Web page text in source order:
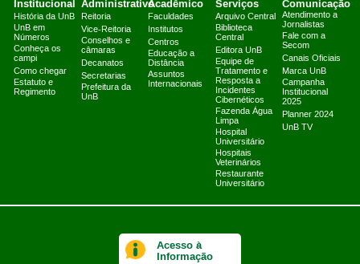
Institucional
História da UnB
UnB em
Números
Conheça os
campi
Como chegar
Estatuto e
Regimento
Administrativo
Reitoria
Vice-Reitoria
Conselhos e
câmaras
Decanatos
Secretarias
Prefeitura da
UnB
Acadêmico
Faculdades
Institutos
Centros
Educação a
Distância
Assuntos
Internacionais
Serviços
Arquivo Central
Biblioteca
Central
Editora UnB
Equipe de
Tratamento e
Resposta a
Incidentes
Cibernéticos
Fazenda Água
Limpa
Hospital
Universitário
Hospitais
Veterinários
Restaurante
Universitário
Comunicação
Atendimento a
Jornalistas
Fale com a
Secom
Canais Oficiais
Marca UnB
Campanha
Institucional
2025
Planner 2024
UnB TV
Acesso à
Informação